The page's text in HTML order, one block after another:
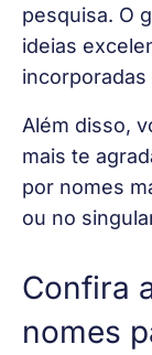
pesquisa. O
ideias
Além disso,
mais te
por nomes
ou no
Confira
nomes